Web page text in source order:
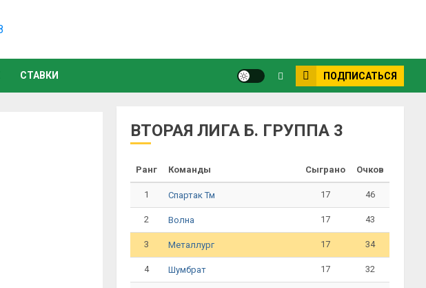
СТАВКИ ПОДПИСАТЬСЯ
ВТОРАЯ ЛИГА Б. ГРУППА 3
Ранг Команды Сыграно Очков
1 Спартак Тм 17 46
2 Волна 17 43
3 Металлург 17 34
4 Шумбрат 17 32